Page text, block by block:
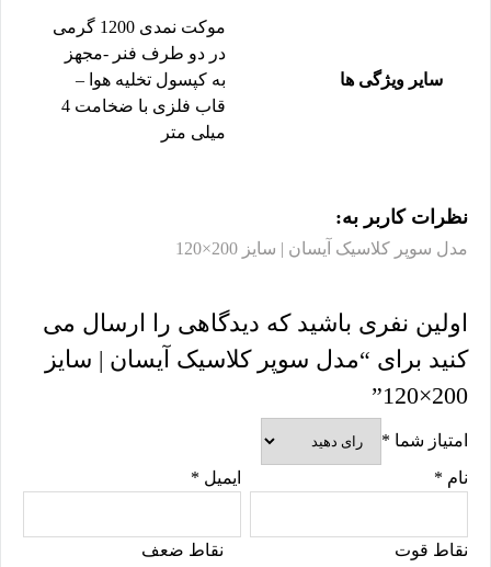
سایر ویژگی ها
موکت نمدی 1200 گرمی
در دو طرف فنر -مجهز
به کپسول تخلیه هوا –
قاب فلزی با ضخامت 4
میلی متر
نظرات کاربر به:
مدل سوپر کلاسیک آیسان | سایز 200×120
اولین نفری باشید که دیدگاهی را ارسال می
کنید برای “مدل سوپر کلاسیک آیسان | سایز
200×120”
امتیاز شما *
نقاط قوت نقاط ضعف
نام * ایمیل *